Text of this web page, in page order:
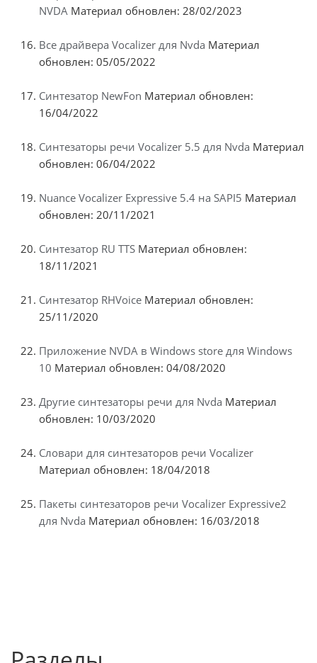
NVDA Материал обновлен: 28/02/2023
Все драйвера Vocalizer для Nvda Материал
обновлен: 05/05/2022
Синтезатор NewFon Материал обновлен:
16/04/2022
Синтезаторы речи Vocalizer 5.5 для Nvda Материал
обновлен: 06/04/2022
Nuance Vocalizer Expressive 5.4 на SAPI5 Материал
обновлен: 20/11/2021
Синтезатор RU TTS Материал обновлен:
18/11/2021
Синтезатор RHVoice Материал обновлен:
25/11/2020
Приложение NVDA в Windows store для Windows
10 Материал обновлен: 04/08/2020
Другие синтезаторы речи для Nvda Материал
обновлен: 10/03/2020
Словари для синтезаторов речи Vocalizer
Материал обновлен: 18/04/2018
Пакеты синтезаторов речи Vocalizer Expressive2
для Nvda Материал обновлен: 16/03/2018